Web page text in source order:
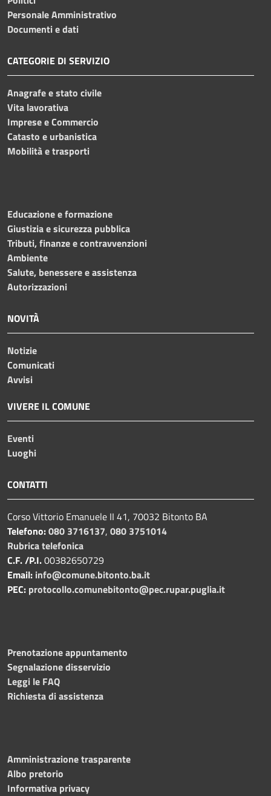
Personale Amministrativo
Documenti e dati
CATEGORIE DI SERVIZIO
Anagrafe e stato civile
Vita lavorativa
Imprese e Commercio
Catasto e urbanistica
Mobilità e trasporti
Educazione e formazione
Giustizia e sicurezza pubblica
Tributi, finanze e contravvenzioni
Ambiente
Salute, benessere e assistenza
Autorizzazioni
NOVITÀ
Notizie
Comunicati
Avvisi
VIVERE IL COMUNE
Eventi
Luoghi
CONTATTI
Corso Vittorio Emanuele II 41, 70032 Bitonto BA
Telefono:080 3716137, 080 3751014
Rubrica telefonica
C.F. /P.I.00382650729
Email: info@comune.bitonto.ba.it
PEC: protocollo.comunebitonto@pec.rupar.puglia.it
Prenotazione appuntamento
Segnalazione disservizio
Leggi le FAQ
Richiesta di assistenza
Amministrazione trasparente
Albo pretorio
Informativa privacy